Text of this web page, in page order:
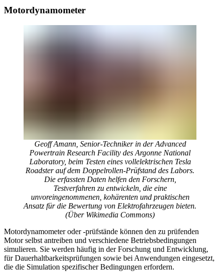
Motordynamometer
Geoff Amann, Senior-Techniker in der Advanced
Powertrain Research Facility des Argonne National
Laboratory, beim Testen eines vollelektrischen Tesla
Roadster auf dem Doppelrollen-Prüfstand des Labors.
Die erfassten Daten helfen den Forschern,
Testverfahren zu entwickeln, die eine
unvoreingenommenen, kohärenten und praktischen
Ansatz für die Bewertung von Elektrofahrzeugen bieten.
(Über Wikimedia Commons)
Motordynamometer oder -prüfstände können den zu prüfenden
Motor selbst antreiben und verschiedene Betriebsbedingungen
simulieren. Sie werden häufig in der Forschung und Entwicklung,
für Dauerhaltbarkeitsprüfungen sowie bei Anwendungen eingesetzt,
die die Simulation spezifischer Bedingungen erfordern.